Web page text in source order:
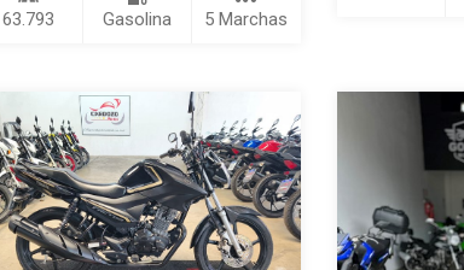
63.793 Gasolina 5 Marchas